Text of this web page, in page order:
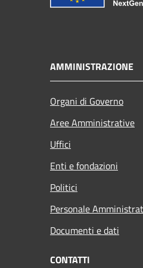
AMMINISTRAZIONE
Organi di Governo
Aree Amministrative
Uffici
Enti e fondazioni
Politici
Personale
Documenti e dati
CONTATTI